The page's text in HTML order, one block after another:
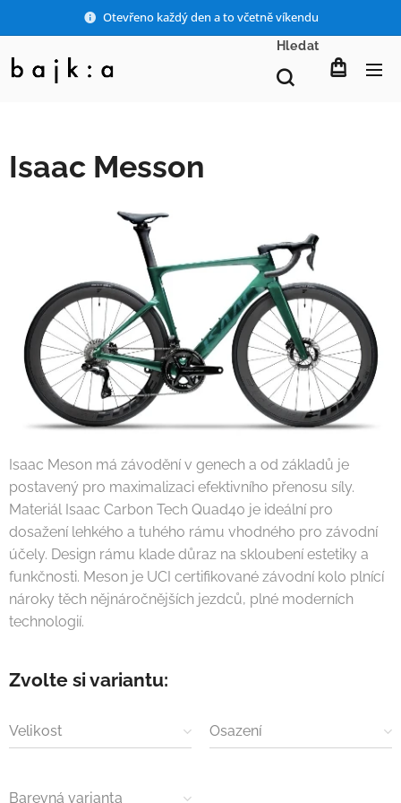
Otevřeno každý den a to včetně víkendu
Hledat
Isaac Messon
Isaac Meson má závodění v genech a od základů je
postavený pro maximalizaci efektivního přenosu síly.
Materiál Isaac Carbon Tech Quad40 je ideální pro
dosažení lehkého a tuhého rámu vhodného pro závodní
účely. Design rámu klade důraz na skloubení estetiky a
funkčnosti. Meson je UCI certifikované závodní kolo plnící
nároky těch nějnáročnějších jezdců, plné moderních
technologií.
Zvolte si variantu:
Velikost Osazení
Barevná varianta